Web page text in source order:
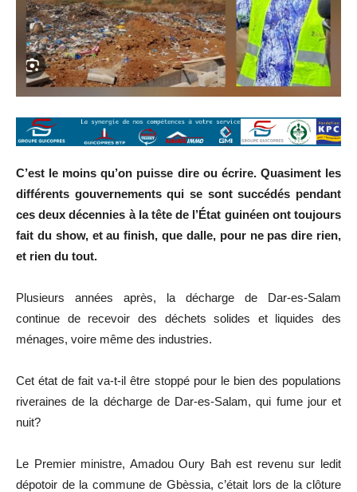
C’est le moins qu’on puisse dire ou écrire. Quasiment les
différents gouvernements qui se sont succédés pendant
ces deux décennies à la tête de l’État guinéen ont toujours
fait du show, et au finish, que dalle, pour ne pas dire rien,
et rien du tout.
Plusieurs années après, la décharge de Dar-es-Salam
continue de recevoir des déchets solides et liquides des
ménages, voire même des industries.
Cet état de fait va-t-il être stoppé pour le bien des populations
riveraines de la décharge de Dar-es-Salam, qui fume jour et
nuit?
Le Premier ministre, Amadou Oury Bah est revenu sur ledit
dépotoir de la commune de Gbèssia, c’était lors de la clôture